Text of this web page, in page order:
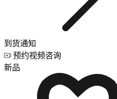
到货通知
预约视频咨询
新品